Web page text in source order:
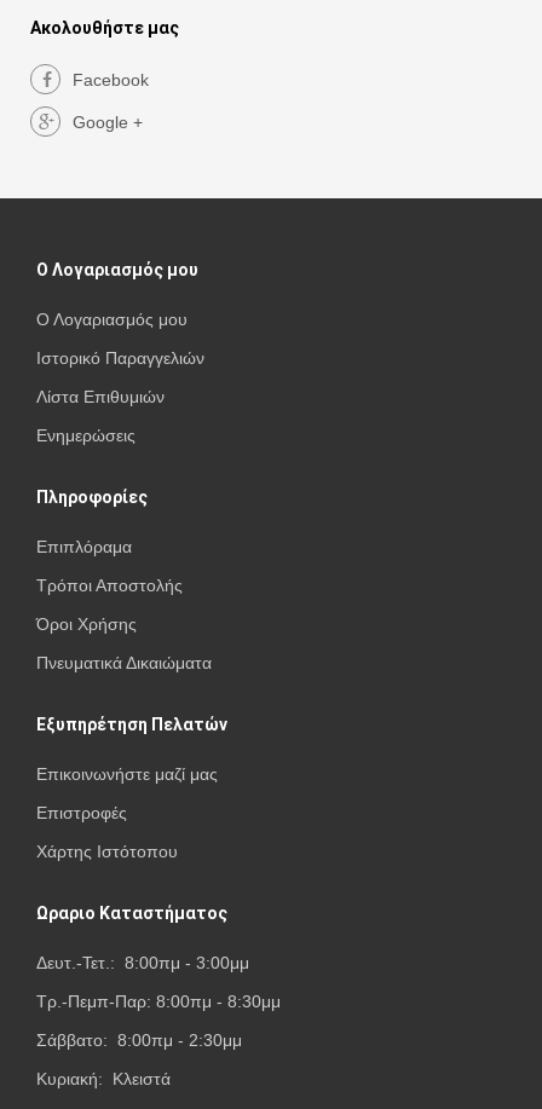
Ακολουθήστε μας
Facebook
Google +
Ο Λογαριασμός μου
Ο Λογαριασμός μου
Ιστορικό Παραγγελιών
Λίστα Επιθυμιών
Ενημερώσεις
Πληροφορίες
Επιπλόραμα
Τρόποι Αποστολής
Όροι Χρήσης
Πνευματικά Δικαιώματα
Εξυπηρέτηση Πελατών
Επικοινωνήστε μαζί μας
Επιστροφές
Χάρτης Ιστότοπου
Ωραριο Καταστήματος
Δευτ.-Τετ.: 8:00πμ - 3:00μμ
Τρ.-Πεμπ-Παρ: 8:00πμ - 8:30μμ
Σάββατο: 8:00πμ - 2:30μμ
Κυριακή: Κλειστά